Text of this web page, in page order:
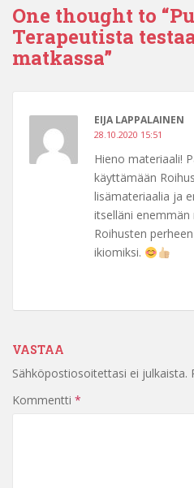
One thought to
Terapeutista
matkassa”
EIJA LAPPALAINEN
28.10.2020 15:51
Hieno materiaali!
käyttämään
lisämateriaalia ja
itselläni enemmän
Roihusten
ikiomiksi.
VASTAA
Sähköpostiosoitettasi ei julkaista.
Kommentti *